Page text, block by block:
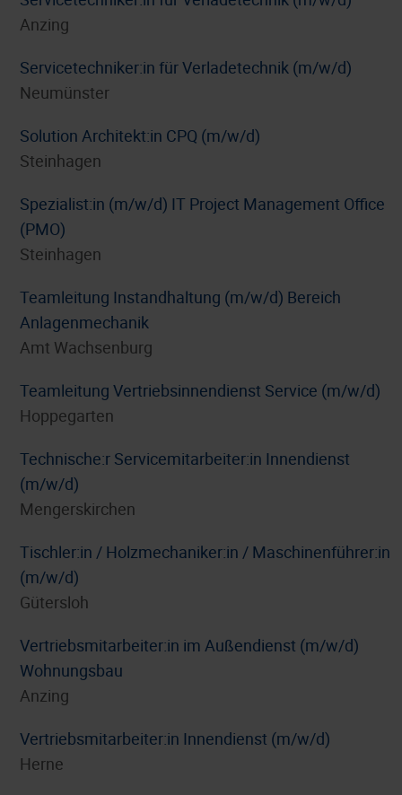
Anzing
Servicetechniker:in für Verladetechnik (m/w/d)
Neumünster
Solution Architekt:in CPQ (m/w/d)
Steinhagen
Spezialist:in (m/w/d) IT Project Management Office
(PMO)
Steinhagen
Teamleitung Instandhaltung (m/w/d) Bereich
Anlagenmechanik
Amt Wachsenburg
Teamleitung Vertriebsinnendienst Service (m/w/d)
Hoppegarten
Technische:r Servicemitarbeiter:in Innendienst
(m/w/d)
Mengerskirchen
Tischler:in / Holzmechaniker:in / Maschinenführer:in
(m/w/d)
Gütersloh
Vertriebsmitarbeiter:in im Außendienst (m/w/d)
Wohnungsbau
Anzing
Vertriebsmitarbeiter:in Innendienst (m/w/d)
Herne